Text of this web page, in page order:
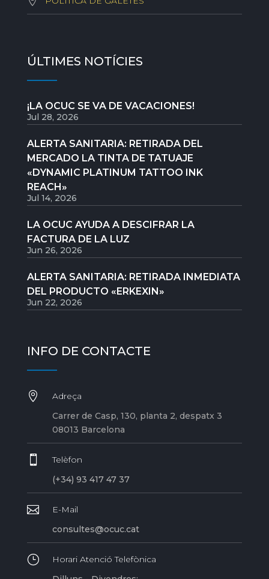
ÚLTIMES NOTÍCIES
¡LA OCUC SE VA DE VACACIONES!
Jul 28, 2026
ALERTA SANITARIA: RETIRADA DEL
MERCADO LA TINTA DE TATUAJE
«DYNAMIC PLATINUM TATTOO INK
REACH»
Jul 14, 2026
LA OCUC AYUDA A DESCIFRAR LA
FACTURA DE LA LUZ
Jun 26, 2026
ALERTA SANITARIA: RETIRADA INMEDIATA
DEL PRODUCTO «ERKEXIN»
Jun 22, 2026
INFO DE CONTACTE

Adreça
Carrer de Casp, 130, planta 2, despatx 3
08013 Barcelona

Telèfon
(+34) 93 417 47 37

E-Mail
consultes@ocuc.cat
}
Horari Atenció Telefònica